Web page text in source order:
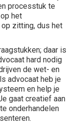
processtuk te
het
zitting, dus het
daar is
hard nodig
de wet- en
advocaat heb je
en help je
gaat creatief aan
onderhandelen